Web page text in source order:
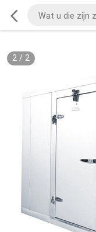
2/ 2